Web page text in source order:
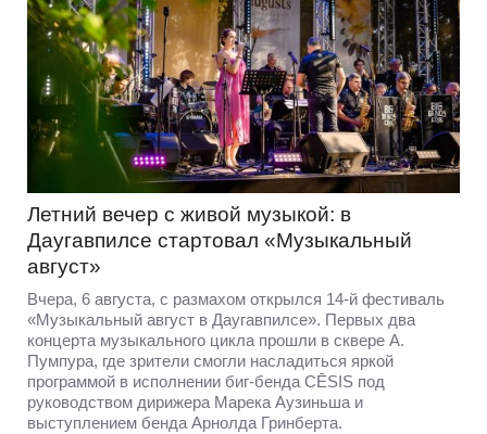
Летний вечер с живой музыкой: в
Даугавпилсе стартовал «Музыкальный
август»
Вчера, 6 августа, с размахом открылся 14-й фестиваль
«Музыкальный август в Даугавпилсе». Первых два
концерта музыкального цикла прошли в сквере А.
Пумпура, где зрители смогли насладиться яркой
программой в исполнении биг-бенда CĒSIS под
руководством дирижера Марека Аузиньша и
выступлением бенда Арнолда Гринберта.